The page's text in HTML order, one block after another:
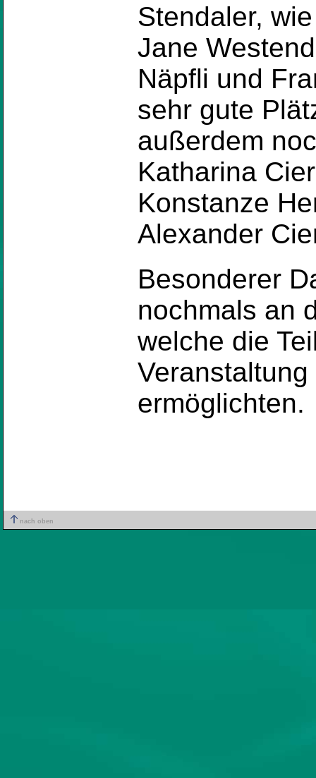
Stendaler,
Jane
Näpfli und
sehr gute
außerdem
Katharina
Konstanze
Alexander
Besonderer
nochmals an
welche die
ermöglichten.
nach oben